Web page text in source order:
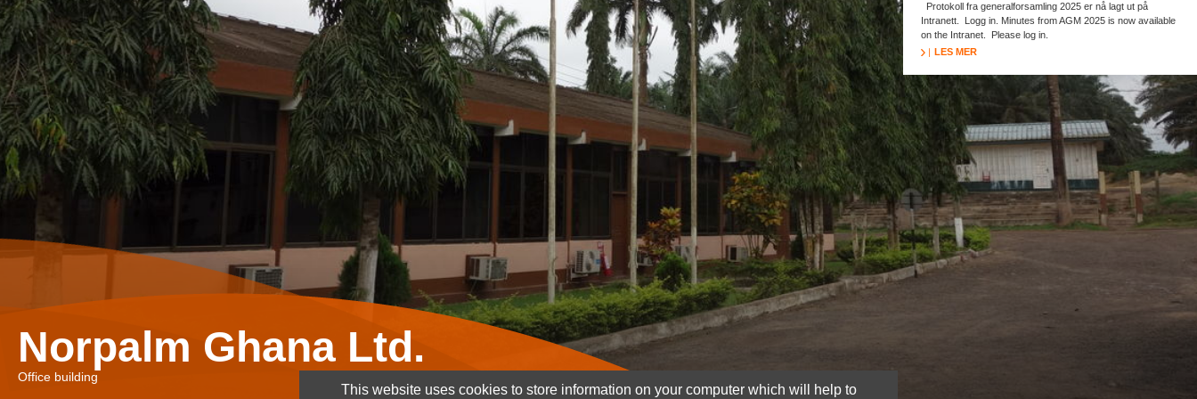
Protokoll fra generalforsamling 2025 er nå lagt ut på
Intranett. Logg in. Minutes from AGM 2025 is now available
on the Intranet. Please log in.
LES MER
Norpalm Ghana Ltd.
Office building
This website uses cookies to store information on your computer which will help to